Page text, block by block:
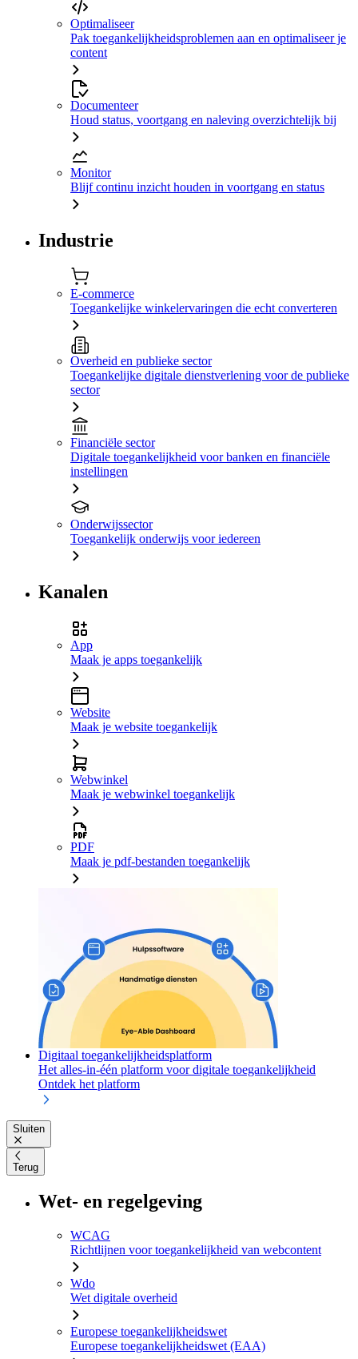
Optimaliseer
Pak toegankelijkheidsproblemen aan en optimaliseer je
content
Documenteer
Houd status, voortgang en naleving overzichtelijk bij
Monitor
Blijf continu inzicht houden in voortgang en status
Industrie
E-commerce
Toegankelijke winkelervaringen die echt converteren
Overheid en publieke sector
Toegankelijke digitale dienstverlening voor de publieke
sector
Financiële sector
Digitale toegankelijkheid voor banken en financiële
instellingen
Onderwijssector
Toegankelijk onderwijs voor iedereen
Kanalen
App
Maak je apps toegankelijk
Website
Maak je website toegankelijk
Webwinkel
Maak je webwinkel toegankelijk
PDF
Maak je pdf-bestanden toegankelijk
Digitaal toegankelijkheidsplatform
Het alles-in-één platform voor digitale toegankelijkheid
Ontdek het platform
Sluiten
Terug
Wet- en regelgeving
WCAG
Richtlijnen voor toegankelijkheid van webcontent
Wdo
Wet digitale overheid
Europese toegankelijkheidswet
Europese toegankelijkheidswet (EAA)